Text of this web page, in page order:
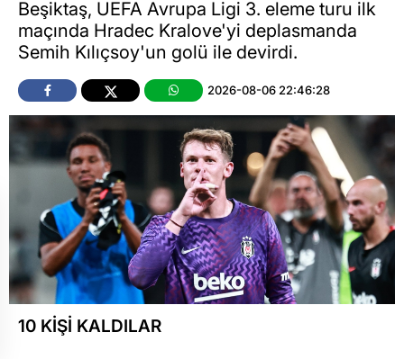
Beşiktaş, UEFA Avrupa Ligi 3. eleme turu ilk
maçında Hradec Kralove'yi deplasmanda
Semih Kılıçsoy'un golü ile devirdi.
2026-08-06 22:46:28
10 KİŞİ KALDILAR